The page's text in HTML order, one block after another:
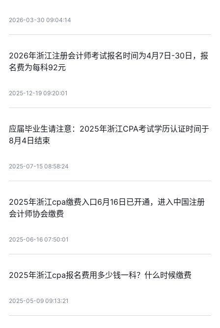
2026-03-30 09:04:14
2026年浙江注册会计师考试报名时间为4月7日-30日，报
名费为每科92元
2025-12-19 09:20:01
应届毕业生请注意：2025年浙江CPA考试学历认证时间于
8月4日结束
2025-07-15 08:58:24
2025年浙江cpa缴费入口6月16日已开通，进入中国注册
会计师协会缴费
2025-06-16 07:50:01
2025年浙江cpa报名费用多少钱一科？什么时候缴费
2025-05-09 09:13:21